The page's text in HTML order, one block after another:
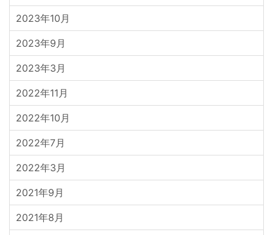
2023年10月
2023年9月
2023年3月
2022年11月
2022年10月
2022年7月
2022年3月
2021年9月
2021年8月